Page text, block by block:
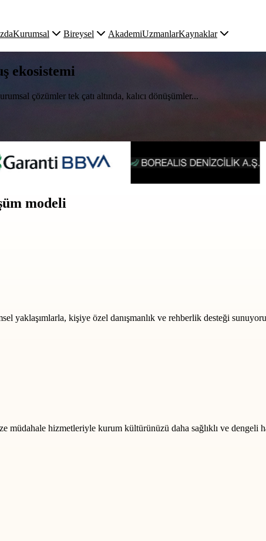
Kurumsal Bireysel AkademiUzmanlarKaynaklar
ekosistemi
çözümler tek çatı altında, kalıcı dönüşümler...
modeli
yaklaşımlarla, kişiye özel danışmanlık ve rehberlik desteği
müdahale hizmetleriyle kurum kültürünüzü daha sağlıklı ve